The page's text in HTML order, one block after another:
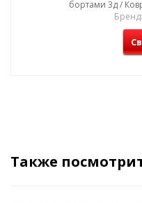
бортами 3д /
Бренд:
Также